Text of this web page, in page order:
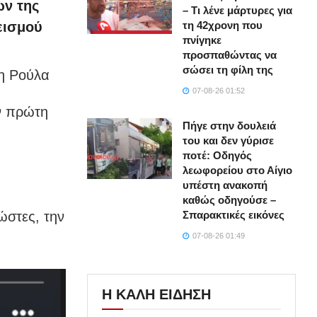
της
Ρούλα
πρώτη
την
– Τι λένε μάρτυρες για
τη 42χρονη που
πνίγηκε
προσπαθώντας να
σώσει τη φίλη της
07-08-26 01:52
Πήγε στην δουλειά
του και δεν γύρισε
ποτέ: Οδηγός
λεωφορείου στο Αίγιο
υπέστη ανακοπή
καθώς οδηγούσε –
Σπαρακτικές εικόνες
07-08-26 01:49
Η ΚΑΛΗ ΕΙΔΗΣΗ